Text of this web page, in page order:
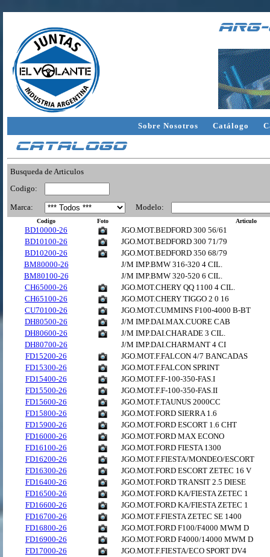
Sobre Nosotros Catálogo
Catalogo
Busqueda de Articulos
Codigo:
Marca: Modelo:
Codigo Foto Articulo
BD10000-26
JGO.MOT.BEDFORD 300 56/61
BD10100-26
JGO.MOT.BEDFORD 300 71/79
BD10200-26
JGO.MOT.BEDFORD 350 68/79
BM80000-26
J/M IMP.BMW 316-320 4 CIL.
BM80100-26
J/M IMP.BMW 320-520 6 CIL.
CH65000-26
JGO.MOT.CHERY QQ 1100 4 CIL.
CH65100-26
JGO.MOT.CHERY TIGGO 2 0 16
CU70100-26
JGO.MOT.CUMMINS F100-4000 B-BT
DH80500-26
J/M IMP.DAI.MAX.CUORE CAB
DH80600-26
J/M IMP.DAI.CHARADE 3 CIL.
DH80700-26
J/M IMP.DAI.CHARMANT 4 CI
FD15200-26
JGO.MOT.F.FALCON 4/7 BANCADAS
FD15300-26
JGO.MOT.F.FALCON SPRINT
FD15400-26
JGO.MOT.F.F-100-350-FAS.I
FD15500-26
JGO.MOT.F.F-100-350-FAS.II
FD15600-26
JGO.MOT.F.TAUNUS 2000CC
FD15800-26
JGO.MOT.FORD SIERRA 1.6
FD15900-26
JGO.MOT.FORD ESCORT 1.6 CHT
FD16000-26
JGO.MOT.FORD MAX ECONO
FD16100-26
JGO.MOT.FORD FIESTA 1300
FD16200-26
JGO.MOT.F.FIESTA/MONDEO/ESCORT
FD16300-26
JGO.MOT.FORD ESCORT ZETEC 16 V
FD16400-26
JGO.MOT.FORD TRANSIT 2.5 DIESE
FD16500-26
JGO.MOT.FORD KA/FIESTA ZETEC 1
FD16600-26
JGO.MOT.FORD KA/FIESTA ZETEC 1
FD16700-26
JGO.MOT.F.FIESTA ZETEC SE 1400
FD16800-26
JGO.MOT.FORD F100/F4000 MWM D
FD16900-26
JGO.MOT.FORD F4000/14000 MWM D
FD17000-26
JGO.MOT.F.FIESTA/ECO SPORT DV4